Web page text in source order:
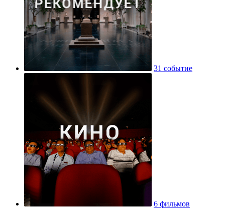
31 событие
6 фильмов